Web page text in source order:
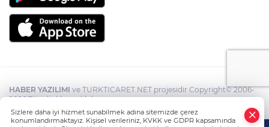
HABER YAZILIMI ve TURKTICARET.NET projesidir Copyright© 2006-
2026 Tüm hakları saklıdır.
Sizlere daha iyi hizmet sunabilmek adına sitemizde çerez
konumlandırmaktayız. Kişisel verileriniz, KVKK ve GDPR kapsamında